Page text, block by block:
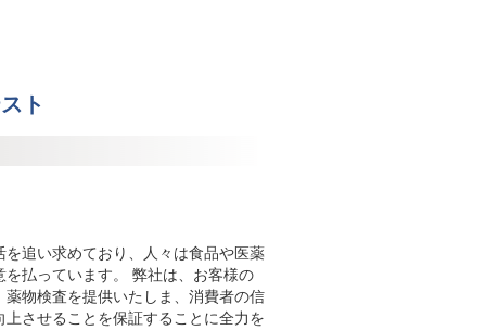
ト
追い求めており、人々は食品や医薬
払っています。 弊社は、お客様の
物検査を提供いたしま、消費者の信
させることを保証することに全力を